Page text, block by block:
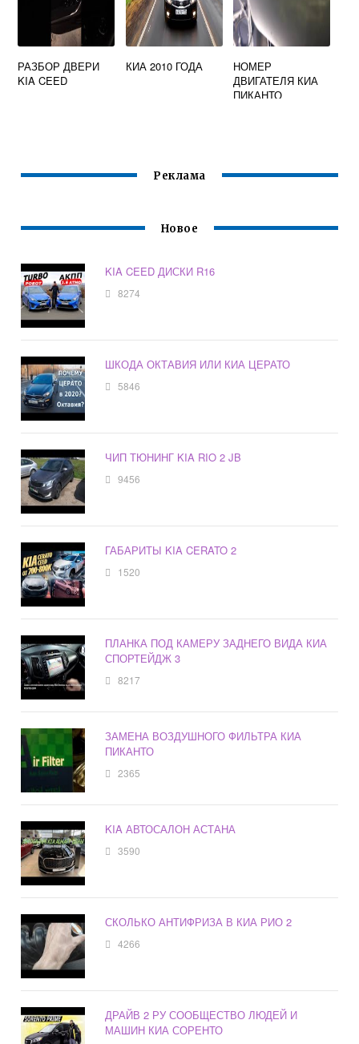
РАЗБОР ДВЕРИ
KIA CEED
КИА 2010 ГОДА
НОМЕР
ДВИГАТЕЛЯ КИА
ПИКАНТО
Реклама
Новое
KIA CEED ДИСКИ R16
8274
ШКОДА ОКТАВИЯ ИЛИ КИА ЦЕРАТО
5846
ЧИП ТЮНИНГ KIA RIO 2 JB
9456
ГАБАРИТЫ KIA CERATO 2
1520
ПЛАНКА ПОД КАМЕРУ ЗАДНЕГО ВИДА КИА
СПОРТЕЙДЖ 3
8217
ЗАМЕНА ВОЗДУШНОГО ФИЛЬТРА КИА
ПИКАНТО
2365
KIA АВТОСАЛОН АСТАНА
3590
СКОЛЬКО АНТИФРИЗА В КИА РИО 2
4266
ДРАЙВ 2 РУ СООБЩЕСТВО ЛЮДЕЙ И
МАШИН КИА СОРЕНТО